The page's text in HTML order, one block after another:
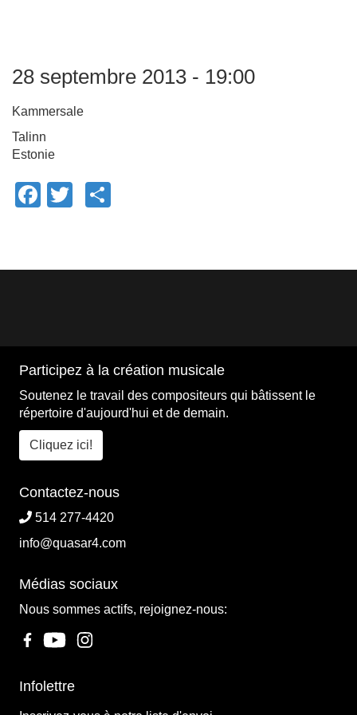
28 septembre 2013 - 19:00
Kammersale
Talinn
Estonie
Facebook
Twitter
Participez à la création musicale
Soutenez le travail des compositeurs qui bâtissent le
répertoire d'aujourd'hui et de demain.
Cliquez ici!
Contactez-nous
514 277-4420
info@quasar4.com
Médias sociaux
Nous sommes actifs, rejoignez-nous:
Infolettre